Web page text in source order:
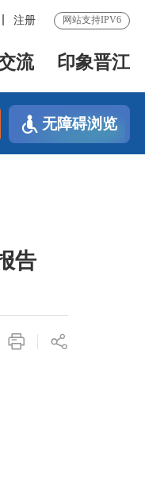
注册 网站支持IPV6
流 印象晋江
无障碍浏览
告